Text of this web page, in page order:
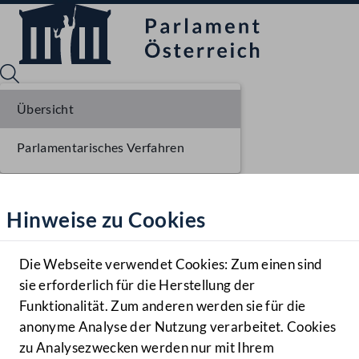
Hilfe
Benutzer
Navigationsmenü öffnen
MENÜ
Hinweise zu Cookies
Die Webseite verwendet Cookies: Zum einen sind
sie erforderlich für die Herstellung der
Funktionalität. Zum anderen werden sie für die
anonyme Analyse der Nutzung verarbeitet. Cookies
zu Analysezwecken werden nur mit Ihrem
Übersicht
Parlamentarisches Verfahren